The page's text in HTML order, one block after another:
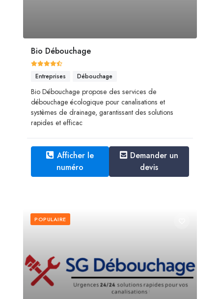
Bio Débouchage
Entreprises Débouchage
Bio Débouchage propose des services de
débouchage écologique pour canalisations et
systèmes de drainage, garantissant des solutions
rapides et efficac
Afficher le
numéro
Demander un
devis
POPULAIRE